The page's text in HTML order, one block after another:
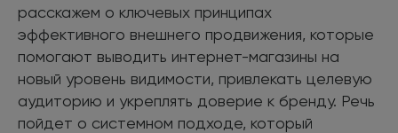
расскажем о ключевых принципах
эффективного внешнего продвижения, которые
помогают выводить интернет-магазины на
новый уровень видимости, привлекать целевую
аудиторию и укреплять доверие к бренду. Речь
пойдет о системном подходе, который